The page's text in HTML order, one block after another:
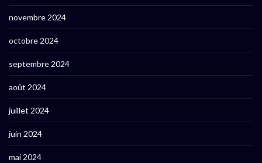
novembre 2024
octobre 2024
septembre 2024
août 2024
juillet 2024
juin 2024
mai 2024